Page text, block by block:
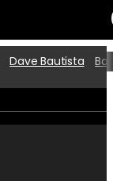
Películas
Dave Bautista